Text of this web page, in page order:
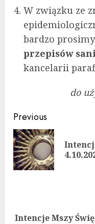
W związku ze
bardzo
przepisów
kancelarii
do
Continue
Reading
Previous
Next
Intencje Mszy